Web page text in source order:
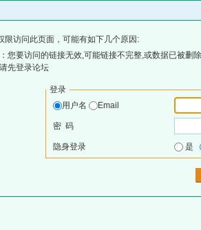
限访问此页面，可能有如下几个原因:
您要访问的链接无效,可能链接不完整,或数据已被删
先登录论坛
登录
用户名
Email
密 码
隐身登录 是